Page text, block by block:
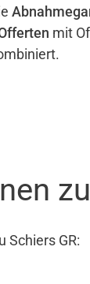
mit
Schiers GR: